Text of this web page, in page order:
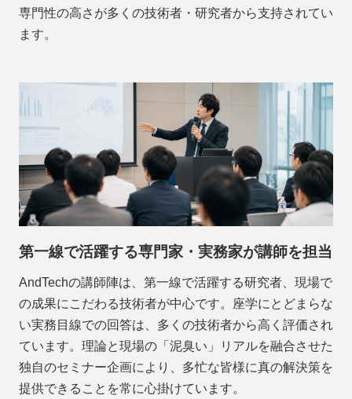
専門性の高さが多くの技術者・研究者から支持されてい
ます。
第一線で活躍する専門家・実務家が講師を担当
AndTechの講師陣は、第一線で活躍する研究者、現場で
の成果にこだわる技術者が中心です。座学にとどまらな
い実務目線での回答は、多くの技術者から高く評価され
ています。理論と現場の「泥臭い」リアルを融合させた
独自のセミナー企画により、多忙な皆様に真の解決策を
提供できることを常に心掛けています。